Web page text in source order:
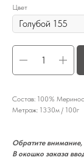
Цвет
Состав: 100% Меринос
Метраж: 1330м / 100г
Обратите
В окошко заказа